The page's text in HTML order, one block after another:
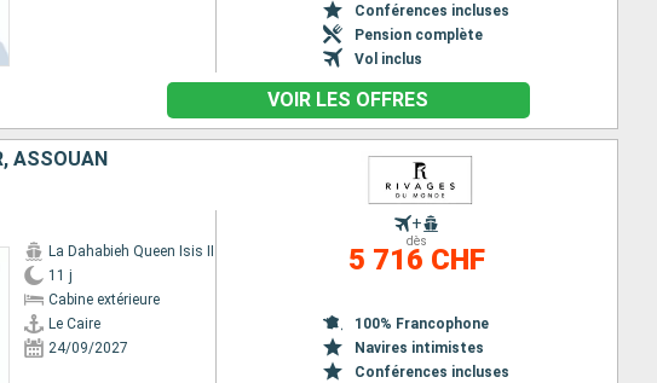
Conférences incluses
Pension complète
Vol inclus
VOIR LES OFFRES
ASSOUAN
La Dahabieh Queen Isis II
11 j
Cabine extérieure
Le Caire
24/09/2027
+
dès
5 716 CHF
100% Francophone
Navires intimistes
Conférences incluses